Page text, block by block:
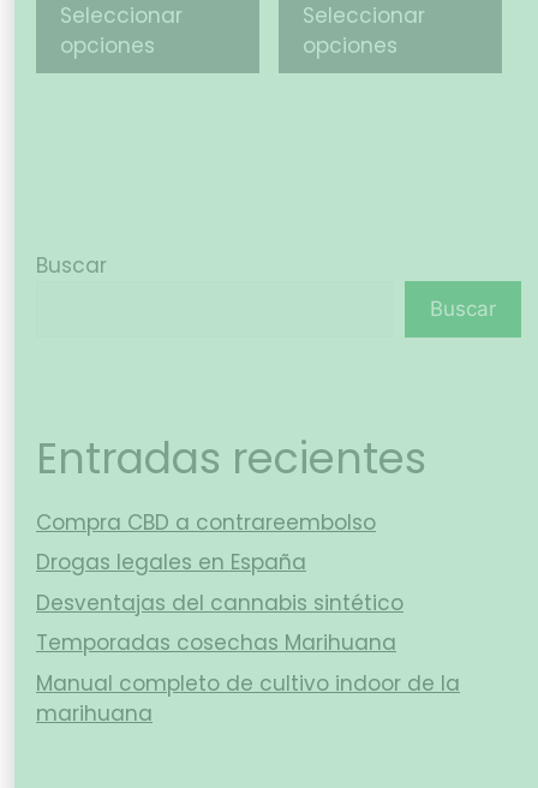
Seleccionar
opciones
Seleccionar
opciones
Buscar
Buscar
Entradas recientes
Compra CBD a contrareembolso
Drogas legales en España
Desventajas del cannabis sintético
Temporadas cosechas Marihuana
Manual completo de cultivo indoor de la
marihuana